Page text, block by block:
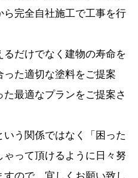
完全自社施工で工事を行
だけでなく建物の寿命を
た適切な塗料をご提案
最適なプランをご提案さ
う関係ではなく「困った
って頂けるように日々努